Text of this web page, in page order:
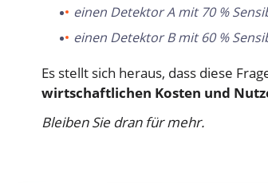
einen Detektor A mit 70 %
einen Detektor B mit 60 %
Es stellt sich heraus, dass diese
wirtschaftlichen Kosten und
Bleiben Sie dran für mehr.